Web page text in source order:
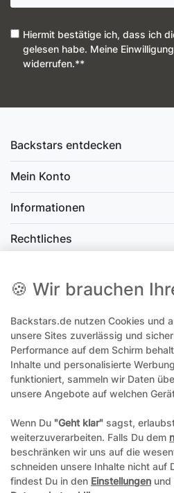
Hiermit bestätige ich, dass ich
gelesen habe. Meine
widerrufen.**
Backstars entdecken
Mein Konto
Informationen
Rechtliches
office@backstars.de
Wir antworten Ihnen schnellstmöglich.
es evtl. zu Verzögerungen kommen.
07306 306239¹
Freitags am besten zwischen 8-12 Uhr
¹Telefonieren zum üblichen Ortstarif.
aus dem Mobilfunknetz können ggf.
🍪 Wir brauchen
Backstars.de nutzen Cookies und
unsere Sites zuverlässig und
Performance auf dem Schirm
Inhalte und personalisierte
funktioniert, sammeln wir Daten
unsere Angebote auf welchen
Wenn Du "Geht klar" sagst,
weiterzuverarbeiten. Falls Du dem
beschränken wir uns auf die
schneiden unsere Inhalte nicht auf
findest Du in den Einstellungen und